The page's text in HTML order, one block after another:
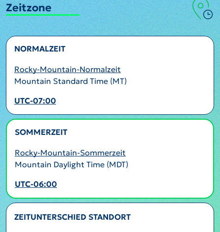
Zeitzone
NORMALZEIT
Rocky-Mountain-Normalzeit
Mountain Standard Time (MT)
UTC-07:00
SOMMERZEIT
Rocky-Mountain-Sommerzeit
Mountain Daylight Time (MDT)
UTC-06:00
ZEITUNTERSCHIED STANDORT